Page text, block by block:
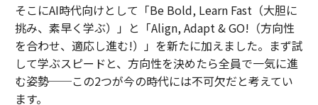
そこにAI時代向けとして「Be Bold, Learn Fast（大胆に
挑み、素早く学ぶ）」と「Align, Adapt & GO!（方向性
を合わせ、適応し進む!）」を新たに加えました。まず試
して学ぶスピードと、方向性を決めたら全員で一気に進
む姿勢──この2つが今の時代には不可欠だと考えてい
ます。